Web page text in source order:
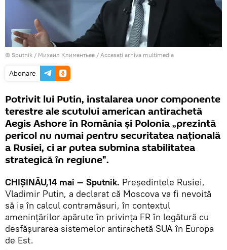
© Sputnik / Михаил Климентьев / Accesați arhiva multimedia
Abonare
Potrivit lui Putin, instalarea unor componente
terestre ale scutului american antirachetă
Aegis Ashore în România şi Polonia „prezintă
pericol nu numai pentru securitatea naţională
a Rusiei, ci ar putea submina stabilitatea
strategică în regiune".
CHIŞINĂU,14 mai — Sputnik. Preşedintele Rusiei,
Vladimir Putin, a declarat că Moscova va fi nevoită
să ia în calcul contramăsuri, în contextul
ameninţărilor apărute în privinţa FR în legătură cu
desfăşurarea sistemelor antirachetă SUA în Europa
de Est.